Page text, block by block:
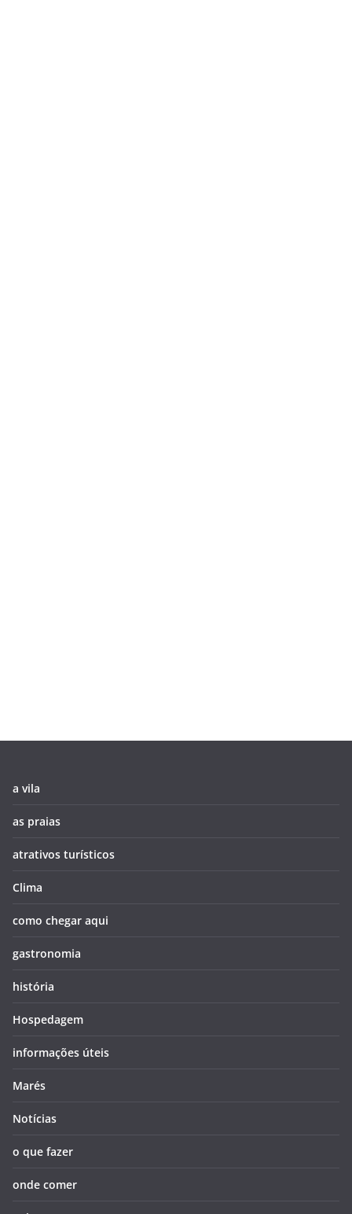
a vila
as praias
atrativos turísticos
Clima
como chegar aqui
gastronomia
história
Hospedagem
informações úteis
Marés
Notícias
o que fazer
onde comer